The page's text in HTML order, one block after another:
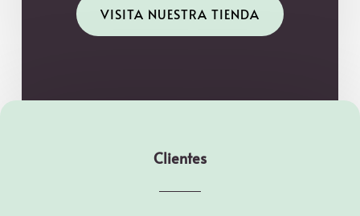
VISITA NUESTRA TIENDA
Clientes